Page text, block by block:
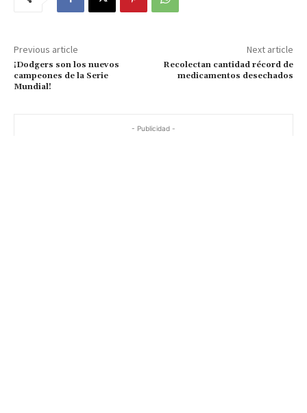
Previous article
¡Dodgers son los nuevos
campeones de la Serie
Mundial!
Next article
Recolectan cantidad récord de
medicamentos desechados
- Publicidad -